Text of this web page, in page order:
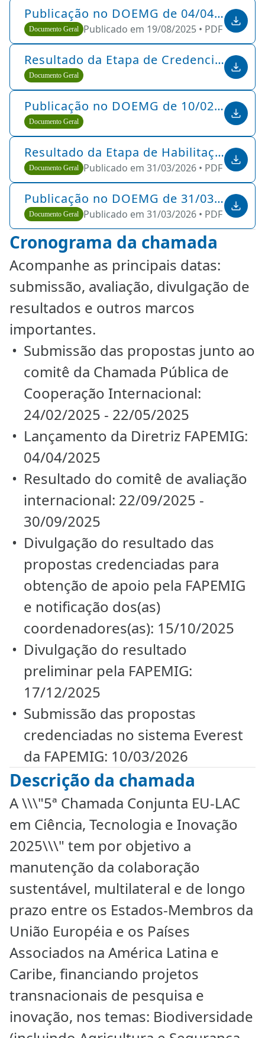
Publicação no DOEMG de 04/04/2025
Documento Geral Publicado em 19/08/2025 • PDF •11.0
Resultado da Etapa de Credenciamento 10/02/2026
Documento Geral
Publicação no DOEMG de 10/02/2026
Documento Geral
Resultado da Etapa de Habilitação 31/03/2026
Documento Geral Publicado em 31/03/2026 • PDF •56 KB
Publicação no DOEMG de 31/03/2026
Documento Geral Publicado em 31/03/2026 • PDF •815 KB
Cronograma da chamada
Acompanhe as principais datas:
submissão, avaliação, divulgação de
resultados e outros marcos
importantes.
Submissão das propostas junto ao
comitê da Chamada Pública de
Cooperação Internacional:
24/02/2025 - 22/05/2025
Lançamento da Diretriz FAPEMIG:
04/04/2025
Resultado do comitê de avaliação
internacional: 22/09/2025 -
30/09/2025
Divulgação do resultado das
propostas credenciadas para
obtenção de apoio pela FAPEMIG
e notificação dos(as)
coordenadores(as): 15/10/2025
Divulgação do resultado
preliminar pela FAPEMIG:
17/12/2025
Submissão das propostas
credenciadas no sistema Everest
da FAPEMIG: 10/03/2026
Descrição da chamada
A \\\"5ª Chamada Conjunta EU-LAC
em Ciência, Tecnologia e Inovação
2025\\\" tem por objetivo a
manutenção da colaboração
sustentável, multilateral e de longo
prazo entre os Estados-Membros da
União Européia e os Países
Associados na América Latina e
Caribe, financiando projetos
transnacionais de pesquisa e
inovação, nos temas: Biodiversidade